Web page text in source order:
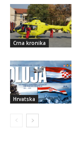
Crna kronika
Hrvatska